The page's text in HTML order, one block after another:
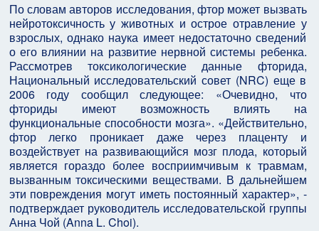
По словам авторов исследования, фтор может вызвать
нейротоксичность у животных и острое отравление у
взрослых, однако наука имеет недостаточно сведений
о его влиянии на развитие нервной системы ребенка.
Рассмотрев токсикологические данные фторида,
Национальный исследовательский совет (NRC) еще в
2006 году сообщил следующее: «Очевидно, что
фториды имеют возможность влиять на
функциональные способности мозга». «Действительно,
фтор легко проникает даже через плаценту и
воздействует на развивающийся мозг плода, который
является гораздо более восприимчивым к травмам,
вызванным токсическими веществами. В дальнейшем
эти повреждения могут иметь постоянный характер», -
подтверждает руководитель исследовательской группы
Анна Чой (Anna L. Choi).